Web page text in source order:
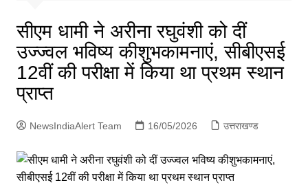
सीएम धामी ने अरीना रघुवंशी को दीं
उज्ज्वल भविष्य कीशुभकामनाएं, सीबीएसई
12वीं की परीक्षा में किया था प्रथम स्थान
प्राप्त
NewsIndiaAlert Team 16/05/2026 उत्तराखण्ड
r